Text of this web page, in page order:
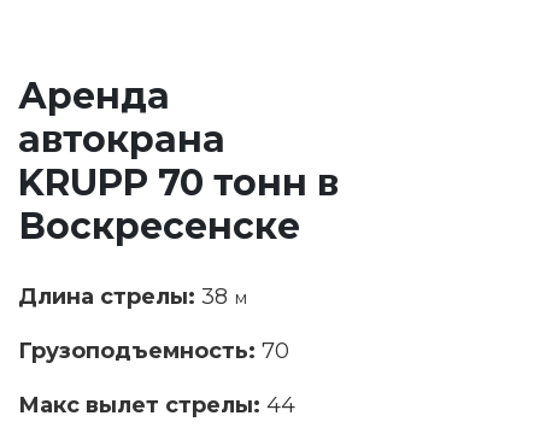
Аренда
автокрана
KRUPP 70 тонн в
Воскресенске
Длина стрелы: 38 м
Грузоподъемность: 70
Макс вылет стрелы: 44